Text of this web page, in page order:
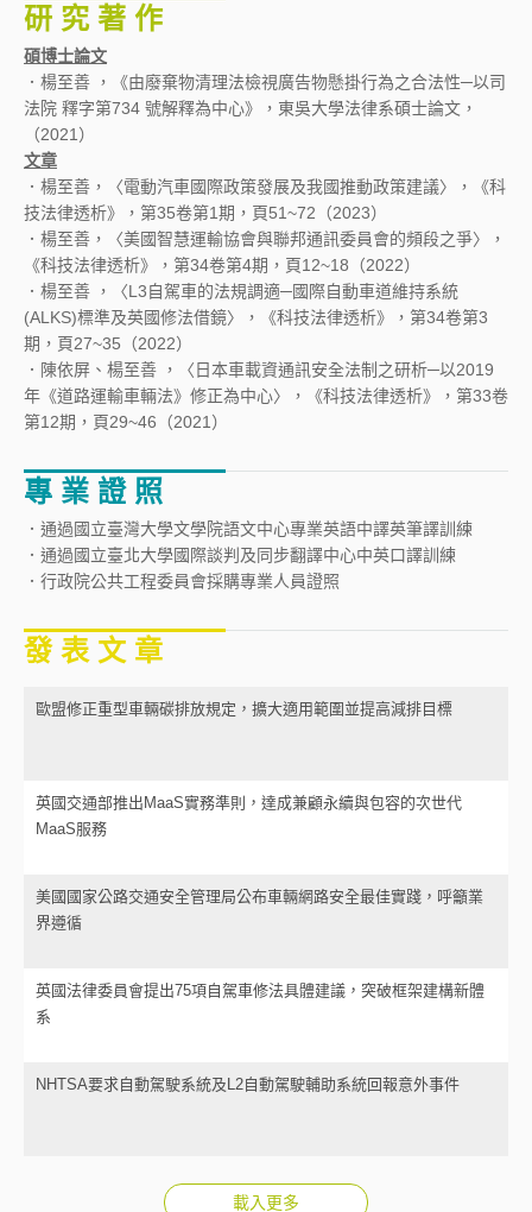
研 究 著 作
碩博士論文
．楊至善 ，《由廢棄物清理法檢視廣告物懸掛行為之合法性─以司
法院 釋字第734 號解釋為中心》，東吳大學法律系碩士論文，
（2021）
文章
．楊至善，〈電動汽車國際政策發展及我國推動政策建議〉，《科
技法律透析》，第35卷第1期，頁51~72（2023）
．楊至善，〈美國智慧運輸協會與聯邦通訊委員會的頻段之爭〉，
《科技法律透析》，第34卷第4期，頁12~18（2022）
．楊至善 ，〈L3自駕車的法規調適─國際自動車道維持系統
(ALKS)標準及英國修法借鏡〉，《科技法律透析》，第34卷第3
期，頁27~35（2022）
．陳依屏、楊至善 ，〈日本車載資通訊安全法制之研析─以2019
年《道路運輸車輛法》修正為中心〉，《科技法律透析》，第33卷
第12期，頁29~46（2021）
專 業 證 照
．通過國立臺灣大學文學院語文中心專業英語中譯英筆譯訓練
．通過國立臺北大學國際談判及同步翻譯中心中英口譯訓練
．行政院公共工程委員會採購專業人員證照
發 表 文 章
歐盟修正重型車輛碳排放規定，擴大適用範圍並提高減排目標
英國交通部推出MaaS實務準則，達成兼顧永續與包容的次世代
MaaS服務
美國國家公路交通安全管理局公布車輛網路安全最佳實踐，呼籲業
界遵循
英國法律委員會提出75項自駕車修法具體建議，突破框架建構新體
系
NHTSA要求自動駕駛系統及L2自動駕駛輔助系統回報意外事件
載入更多